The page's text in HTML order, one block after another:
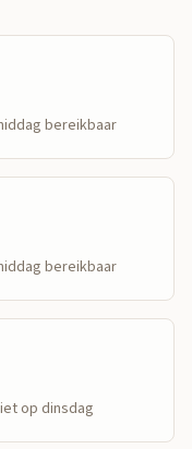
bereikbaar
bereikbaar
op dinsdag